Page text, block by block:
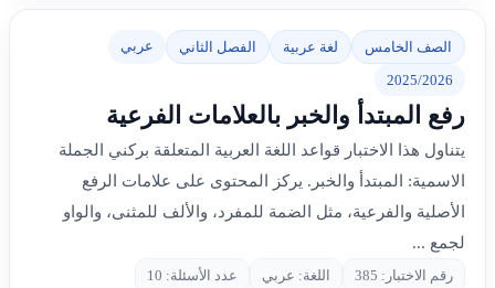
الصف الخامس لغة عربية الفصل الثاني عربي
2025/2026
رفع المبتدأ والخبر بالعلامات الفرعية
يتناول هذا الاختبار قواعد اللغة العربية المتعلقة بركني الجملة
الاسمية: المبتدأ والخبر. يركز المحتوى على علامات الرفع
الأصلية والفرعية، مثل الضمة للمفرد، والألف للمثنى، والواو
لجمع ...
رقم الاختبار: 385 اللغة: عربي عدد الأسئلة: 10